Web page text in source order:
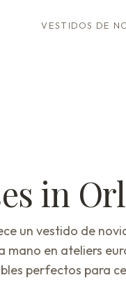
VESTIDOS DE
in
un vestido de
en ateliers
perfectos para